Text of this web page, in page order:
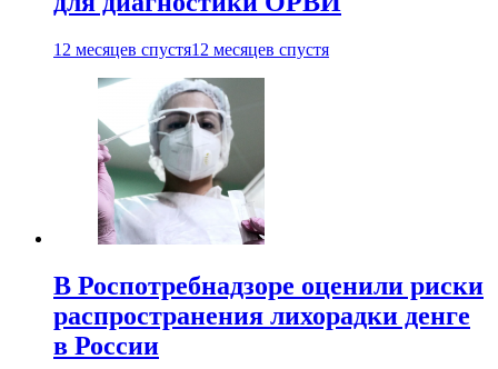
12 месяцев спустя12 месяцев спустя
В Роспотребнадзоре оценили риски
распространения лихорадки денге
в России